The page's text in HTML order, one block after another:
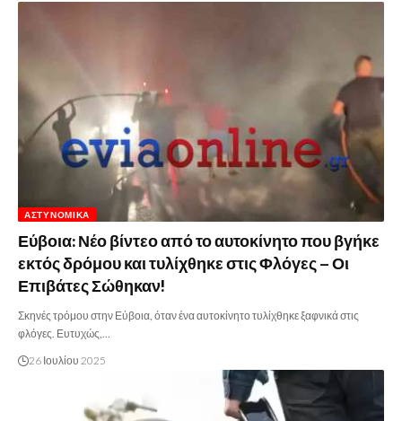
ΑΣΤΥΝΟΜΙΚΆ
Εύβοια: Νέο βίντεο από το αυτοκίνητο που βγήκε
εκτός δρόμου και τυλίχθηκε στις Φλόγες – Οι
Επιβάτες Σώθηκαν!
Σκηνές τρόμου στην Εύβοια, όταν ένα αυτοκίνητο τυλίχθηκε ξαφνικά στις
φλόγες. Ευτυχώς,…
26 Ιουλίου 2025